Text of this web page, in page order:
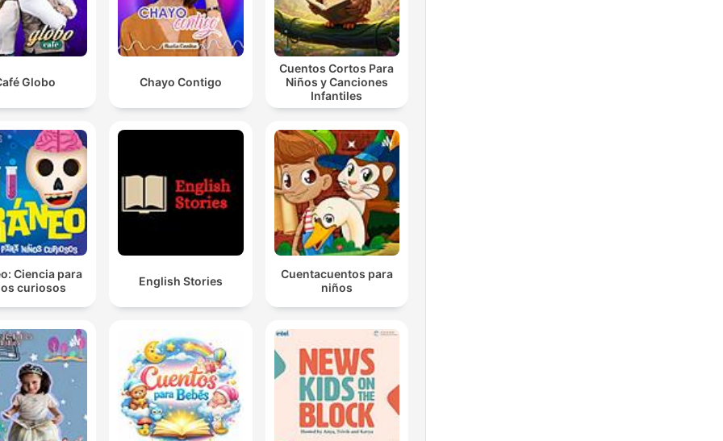
Globo Chayo Contigo
Cuentos Cortos Para
Niños y Canciones
Infantiles
Ciencia para
curiosos
English Stories
Cuentacuentos para
niños